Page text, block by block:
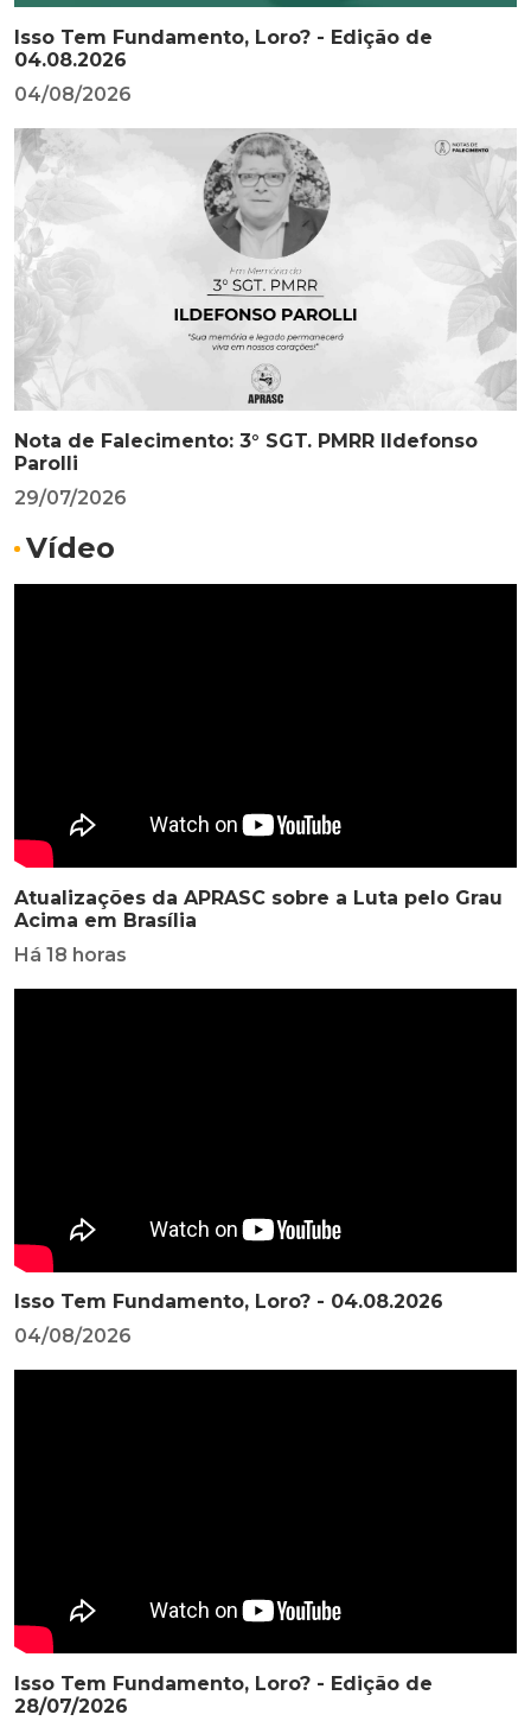
Isso Tem Fundamento, Loro? - Edição de
04.08.2026
04/08/2026
Nota de Falecimento: 3° SGT. PMRR Ildefonso
Parolli
29/07/2026
Vídeo
Atualizações da APRASC sobre a Luta pelo Grau
Acima em Brasília
Há 18 horas
Isso Tem Fundamento, Loro? - 04.08.2026
04/08/2026
Isso Tem Fundamento, Loro? - Edição de
28/07/2026